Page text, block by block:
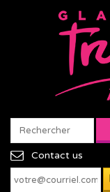
Contact us